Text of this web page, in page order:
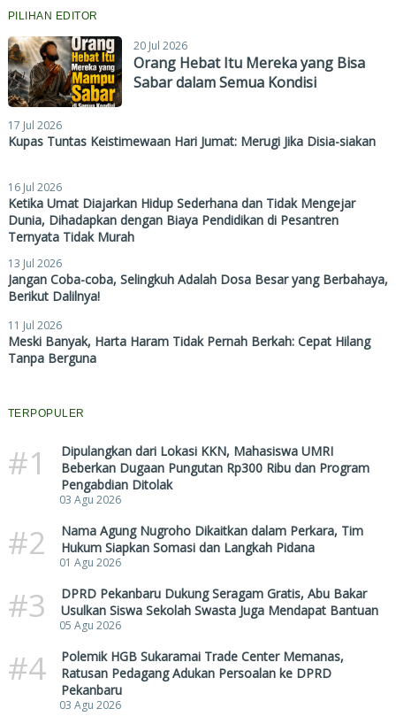
PILIHAN EDITOR
20 Jul 2026
Orang Hebat Itu Mereka yang Bisa
Sabar dalam Semua Kondisi
17 Jul 2026
Kupas Tuntas Keistimewaan Hari Jumat: Merugi Jika Disia-siakan
16 Jul 2026
Ketika Umat Diajarkan Hidup Sederhana dan Tidak Mengejar
Dunia, Dihadapkan dengan Biaya Pendidikan di Pesantren
Ternyata Tidak Murah
13 Jul 2026
Jangan Coba-coba, Selingkuh Adalah Dosa Besar yang Berbahaya,
Berikut Dalilnya!
11 Jul 2026
Meski Banyak, Harta Haram Tidak Pernah Berkah: Cepat Hilang
Tanpa Berguna
TERPOPULER
#1
Dipulangkan dari Lokasi KKN, Mahasiswa UMRI
Beberkan Dugaan Pungutan Rp300 Ribu dan Program
Pengabdian Ditolak
03 Agu 2026
#2
Nama Agung Nugroho Dikaitkan dalam Perkara, Tim
Hukum Siapkan Somasi dan Langkah Pidana
01 Agu 2026
#3
DPRD Pekanbaru Dukung Seragam Gratis, Abu Bakar
Usulkan Siswa Sekolah Swasta Juga Mendapat Bantuan
05 Agu 2026
#4
Polemik HGB Sukaramai Trade Center Memanas,
Ratusan Pedagang Adukan Persoalan ke DPRD
Pekanbaru
03 Agu 2026